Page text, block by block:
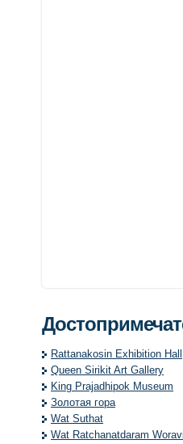
Rattanakosin Exhibition Hall
Queen Sirikit Art Gallery
King Prajadhipok Museum
Золотая гора
Wat Suthat
Wat Ratchanatdaram